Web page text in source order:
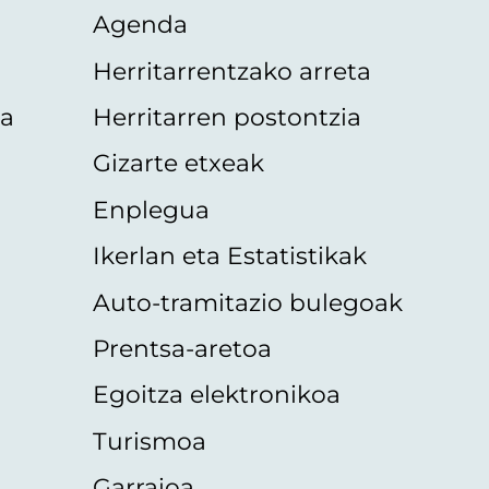
Agenda
Herritarrentzako arreta
Herritarren postontzia
Gizarte etxeak
Enplegua
Ikerlan eta Estatistikak
Auto-tramitazio bulegoak
Prentsa-aretoa
Egoitza elektronikoa
Turismoa